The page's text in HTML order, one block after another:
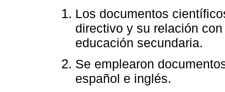
Los documentos
directivo y su relación
educación secundaria.
Se emplearon
español e inglés.